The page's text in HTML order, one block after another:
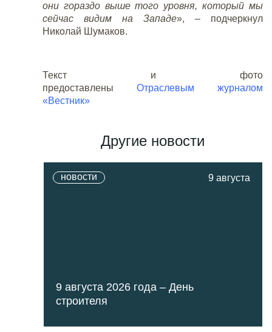
они гораздо выше того уровня, который мы
сейчас видим на Западе», – подчеркнул
Николай Шумаков.
Текст и фото
предоставлены Отраслевым журналом
«Вестник»
Другие новости
новости 9 августа
9 августа 2026 года – День
строителя